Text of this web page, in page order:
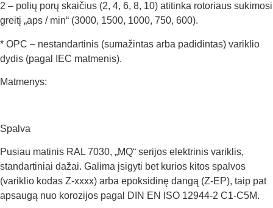
2 – polių porų skaičius (2, 4, 6, 8, 10) atitinka rotoriaus sukimosi
greitį „aps / min“ (3000, 1500, 1000, 750, 600).
* OPC – nestandartinis (sumažintas arba padidintas) variklio
dydis (pagal IEC matmenis).
Matmenys:
Spalva
Pusiau matinis RAL 7030, „MQ“ serijos elektrinis variklis,
standartiniai dažai. Galima įsigyti bet kurios kitos spalvos
(variklio kodas Z-xxxx) arba epoksidinę dangą (Z-EP), taip pat
apsaugą nuo korozijos pagal DIN EN ISO 12944-2 C1-C5M.